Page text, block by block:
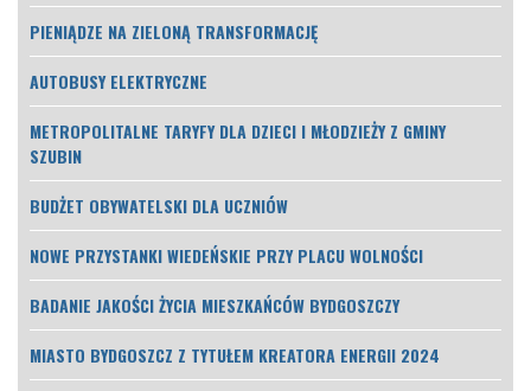
PIENIĄDZE NA ZIELONĄ TRANSFORMACJĘ
AUTOBUSY ELEKTRYCZNE
METROPOLITALNE TARYFY DLA DZIECI I MŁODZIEŻY Z GMINY
SZUBIN
BUDŻET OBYWATELSKI DLA UCZNIÓW
NOWE PRZYSTANKI WIEDEŃSKIE PRZY PLACU WOLNOŚCI
BADANIE JAKOŚCI ŻYCIA MIESZKAŃCÓW BYDGOSZCZY
MIASTO BYDGOSZCZ Z TYTUŁEM KREATORA ENERGII 2024